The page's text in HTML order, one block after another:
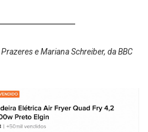
e Mariana Schreiber, da BBC